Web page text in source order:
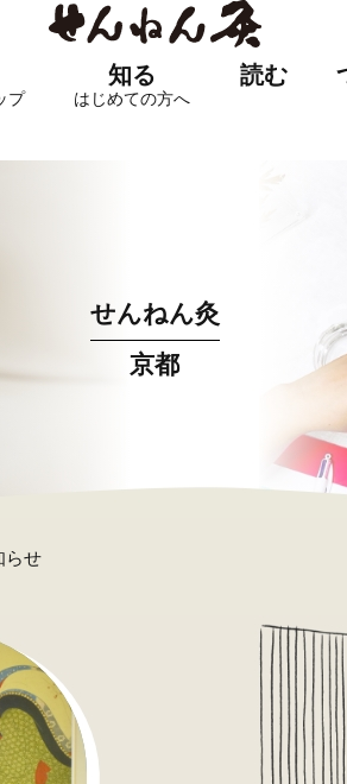
プ
知る
はじめての方へ
読む
せんねん灸
京都
らせ